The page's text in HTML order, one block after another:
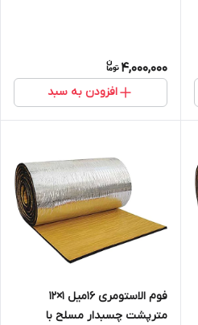
4,000,000
افزودن به سبد
فوم الاستومری 16میل 1×12
مترپشت چسبدار مسلح با